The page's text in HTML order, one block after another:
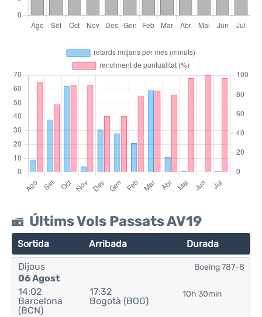
Últims Vols Passats AV19
Sortida Arribada Durada
Dijous
06 Agost
14:02
Barcelona
(BCN)
17:32
Bogotà (BOG)
10h 30min
Boeing 787-8